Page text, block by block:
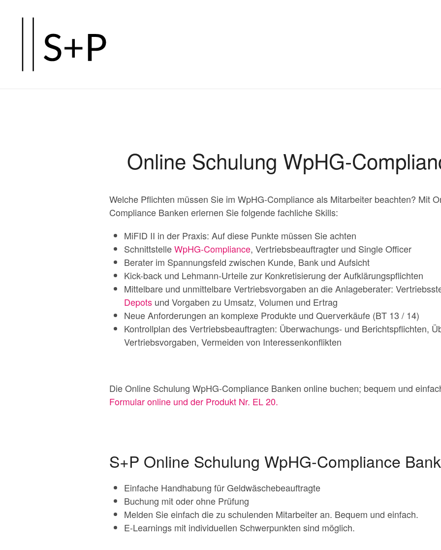
Hauptinhalt
springen
Online Schulung WpHG-
Welche Pflichten müssen Sie im WpHG-Compliance als Mitarbeiter beachten? Mit
Compliance Banken erlernen Sie folgende fachliche Skills:
MiFID II in der Praxis: Auf diese Punkte müssen Sie achten
SchnittstelleWpHG-Compliance, Vertriebsbeauftragter und Single Officer
Berater im Spannungsfeld zwischen Kunde, Bank und Aufsicht
Kick-back und Lehmann-Urteile zur Konkretisierung der Aufklärungspflichten
Mittelbare und unmittelbare Vertriebsvorgaben an die Anlageberater:
Depots und Vorgaben zu Umsatz, Volumen und Ertrag
Neue Anforderungen an komplexe Produkte und Querverkäufe (BT 13 / 14)
Kontrollplan des Vertriebsbeauftragten: Überwachungs- und Berichtspflichten,
Vertriebsvorgaben, Vermeiden von Interessenkonflikten
Die Online Schulung WpHG-Compliance Banken online buchen; bequem und
Formular online und der Produkt Nr. EL 20.
S+P Online Schulung WpHG-Compliance
Einfache Handhabung für Geldwäschebeauftragte
Buchung mit oder ohne Prüfung
Melden Sie einfach die zu schulenden Mitarbeiter an. Bequem und einfach.
E-Learnings mit individuellen Schwerpunkten sind möglich.